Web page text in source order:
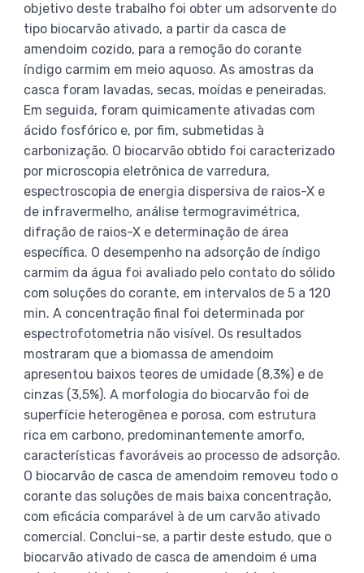
objetivo deste trabalho foi obter um adsorvente do
tipo biocarvão ativado, a partir da casca de
amendoim cozido, para a remoção do corante
índigo carmim em meio aquoso. As amostras da
casca foram lavadas, secas, moídas e peneiradas.
Em seguida, foram quimicamente ativadas com
ácido fosfórico e, por fim, submetidas à
carbonização. O biocarvão obtido foi caracterizado
por microscopia eletrônica de varredura,
espectroscopia de energia dispersiva de raios-X e
de infravermelho, análise termogravimétrica,
difração de raios-X e determinação de área
específica. O desempenho na adsorção de índigo
carmim da água foi avaliado pelo contato do sólido
com soluções do corante, em intervalos de 5 a 120
min. A concentração final foi determinada por
espectrofotometria não visível. Os resultados
mostraram que a biomassa de amendoim
apresentou baixos teores de umidade (8,3%) e de
cinzas (3,5%). A morfologia do biocarvão foi de
superfície heterogênea e porosa, com estrutura
rica em carbono, predominantemente amorfo,
características favoráveis ao processo de adsorção.
O biocarvão de casca de amendoim removeu todo o
corante das soluções de mais baixa concentração,
com eficácia comparável à de um carvão ativado
comercial. Conclui-se, a partir deste estudo, que o
biocarvão ativado de casca de amendoim é uma